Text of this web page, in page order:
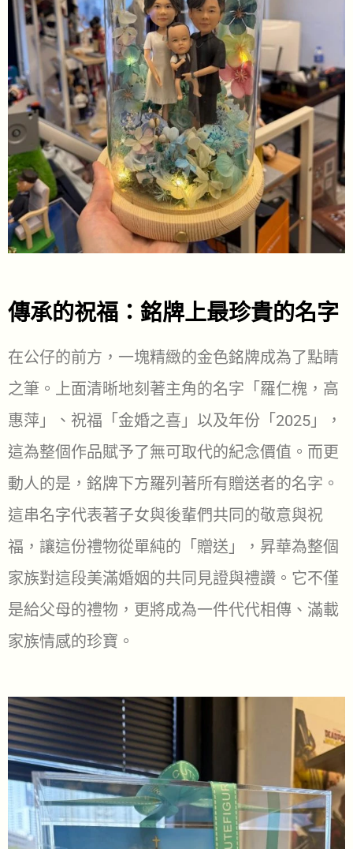
傳承的祝福：銘牌上最珍貴的名字
在公仔的前方，一塊精緻的金色銘牌成為了點睛
之筆。上面清晰地刻著主角的名字「羅仁槐，高
惠萍」、祝福「金婚之喜」以及年份「2025」，
這為整個作品賦予了無可取代的紀念價值。而更
動人的是，銘牌下方羅列著所有贈送者的名字。
這串名字代表著子女與後輩們共同的敬意與祝
福，讓這份禮物從單純的「贈送」，昇華為整個
家族對這段美滿婚姻的共同見證與禮讚。它不僅
是給父母的禮物，更將成為一件代代相傳、滿載
家族情感的珍寶。